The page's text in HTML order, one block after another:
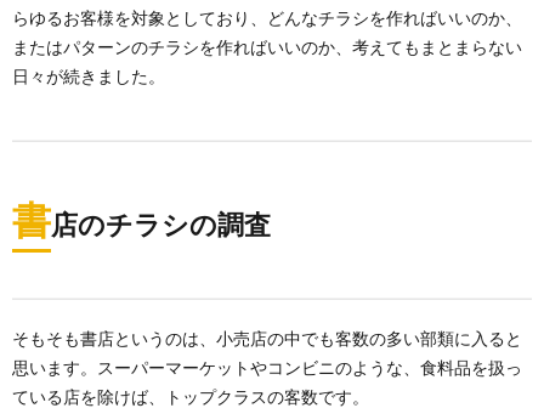
らゆるお客様を対象としており、どんなチラシを作ればいいのか、
またはパターンのチラシを作ればいいのか、考えてもまとまらない
日々が続きました。
書店のチラシの調査
そもそも書店というのは、小売店の中でも客数の多い部類に入ると
思います。スーパーマーケットやコンビニのような、食料品を扱っ
ている店を除けば、トップクラスの客数です。